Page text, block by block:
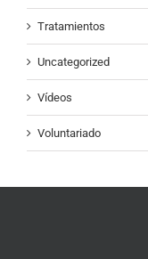
Tratamientos
Uncategorized
Vídeos
Voluntariado